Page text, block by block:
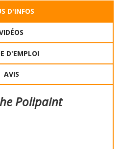
D'INFOS
D'EMPLOI
AVIS
Polipaint